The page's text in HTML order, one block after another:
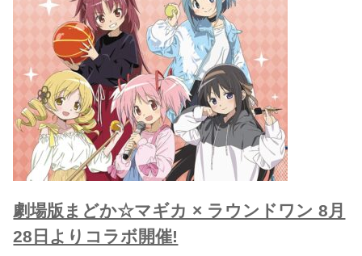
劇場版まどか☆マギカ × ラウンドワン 8月
28日よりコラボ開催!